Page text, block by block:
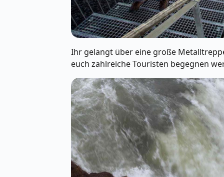
Ihr gelangt über eine große
euch zahlreiche Touristen begegnen